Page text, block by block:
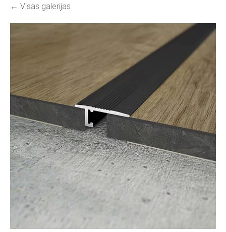
Visas galerijas